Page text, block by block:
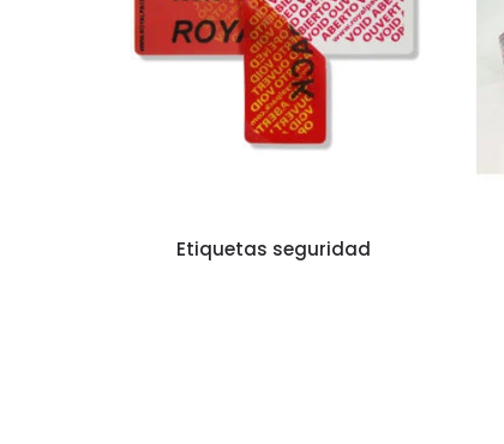
Etiquetas seguridad